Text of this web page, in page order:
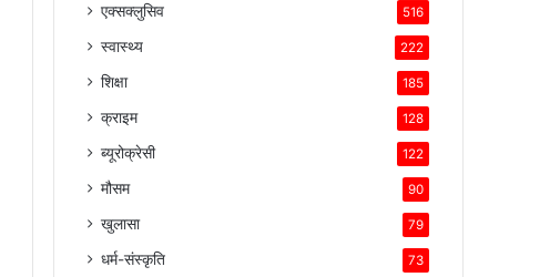
एक्सक्लुसिव 516
स्वास्थ्य 222
शिक्षा 185
क्राइम 128
ब्यूरोक्रेसी 122
मौसम 90
खुलासा 79
धर्म-संस्कृति 73